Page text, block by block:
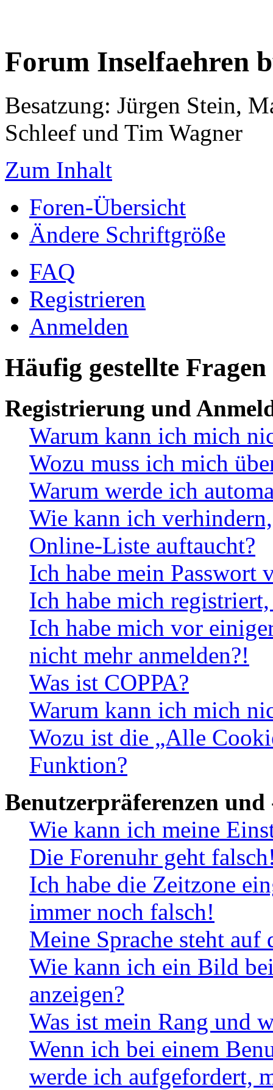
Forum Inselfaehren
Besatzung: Jürgen Stein,
Schleef und Tim Wagner
Zum Inhalt
Foren-Übersicht
Ändere Schriftgröße
FAQ
Registrieren
Anmelden
Häufig gestellte Fragen
Registrierung und
Warum kann ich mich
Wozu muss ich mich
Warum werde ich
Wie kann ich
Online-Liste auftaucht?
Ich habe mein Passwort
Ich habe mich
Ich habe mich vor
nicht mehr anmelden?!
Was ist COPPA?
Warum kann ich mich
Wozu ist die „Alle
Funktion?
Benutzerpräferenzen und
Wie kann ich meine
Die Forenuhr geht
Ich habe die Zeitzone
immer noch falsch!
Meine Sprache steht
Wie kann ich ein Bild
anzeigen?
Was ist mein Rang und
Wenn ich bei einem
werde ich aufgefordert,